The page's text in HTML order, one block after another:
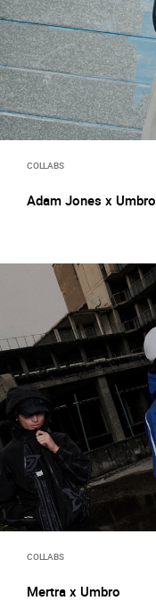
COLLABS
Adam Jones x Umbro
COLLABS
Mertra x Umbro